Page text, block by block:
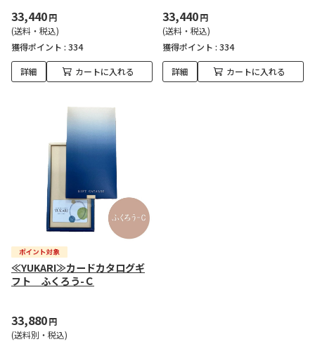
33,440円
(送料・税込)
獲得ポイント : 334
詳細 カートに入れる
33,440円
(送料・税込)
獲得ポイント : 334
詳細 カートに入れる
≪YUKARI≫カードカタログギ
フト ふくろう-Ｃ
33,880円
(送料別・税込)